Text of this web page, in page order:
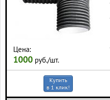
Цена:
1000 руб./шт.
Купить
в 1 клик!